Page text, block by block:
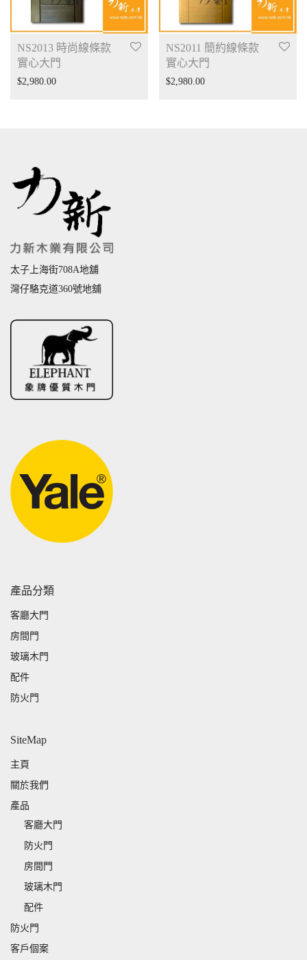
NS2013 時尚線條款
實心大門
$2,980.00
NS2011 簡約線條款
實心大門
$2,980.00
太子上海街708A地舖
灣仔駱克道360號地舖
產品分類
客廳大門
房間門
玻璃木門
配件
防火門
SiteMap
主頁
關於我們
產品
客廳大門
防火門
房間門
玻璃木門
配件
防火門
客戶個案